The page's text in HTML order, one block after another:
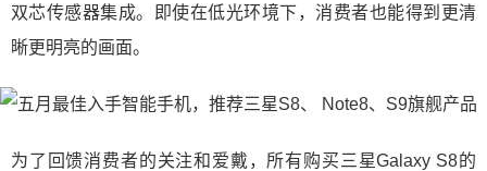
双芯传感器集成。即使在低光环境下，消费者也能得到更清
晰更明亮的画面。
为了回馈消费者的关注和爱戴，所有购买三星Galaxy S8的